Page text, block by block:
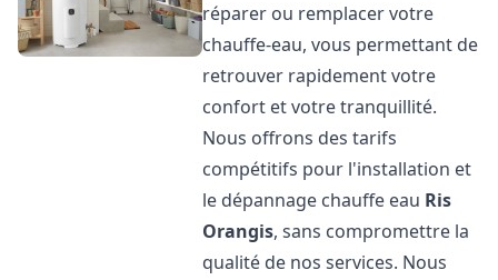
réparer ou remplacer votre
chauffe-eau, vous permettant de
retrouver rapidement votre
confort et votre tranquillité.
Nous offrons des tarifs
compétitifs pour l'installation et
le dépannage chauffe eau Ris
Orangis, sans compromettre la
qualité de nos services. Nous